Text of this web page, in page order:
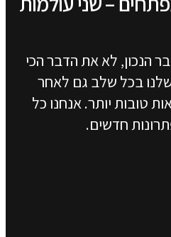
הנכון, לא את הדבר הכי
בכל שלב גם לאחר
טובות יותר. אנחנו כל
חדשים.